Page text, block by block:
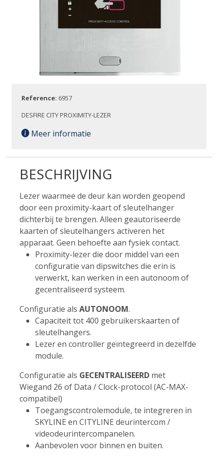
Reference: 6957
DESFIRE CITY PROXIMITY-LEZER
Meer informatie
BESCHRIJVING
Lezer waarmee de deur kan worden geopend
door een proximity-kaart of sleutelhanger
dichterbij te brengen. Alleen geautoriseerde
kaarten of sleutelhangers activeren het
apparaat. Geen behoefte aan fysiek contact.
Proximity-lezer die door middel van een
configuratie van dipswitches die erin is
verwerkt, kan werken in een autonoom of
gecentraliseerd systeem.
Configuratie als AUTONOOM.
Capaciteit tot 400 gebruikerskaarten of
sleutelhangers.
Lezer en controller geïntegreerd in dezelfde
module.
Configuratie als GECENTRALISEERD met
Wiegand 26 of Data / Clock-protocol (AC-MAX-
compatibel)
Toegangscontrolemodule, te integreren in
SKYLINE en CITYLINE deurintercom /
videodeurintercompanelen.
Aanbevolen voor binnen en buiten.